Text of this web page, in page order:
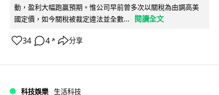
動，盈利大幅跑贏預期。惟公司早前曾多次以關稅為由調高美
國定價，如今關稅被裁定違法並全數...
閱讀全文
34 4 ↗ 分享
科技娛樂 生活科技